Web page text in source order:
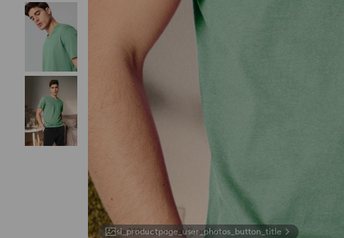
si_productpage_user_photos_button_title